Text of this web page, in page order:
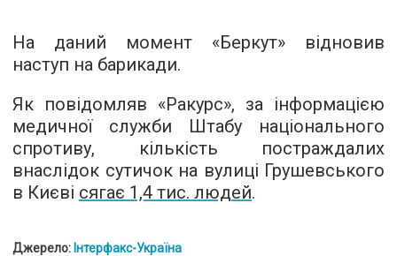
На даний момент «Беркут» відновив
наступ на барикади.
Як повідомляв «Ракурс», за інформацією
медичної служби Штабу національного
спротиву, кількість постраждалих
внаслідок сутичок на вулиці Грушевського
в Києві сягає 1,4 тис. людей.
Джерело: Інтерфакс-Україна